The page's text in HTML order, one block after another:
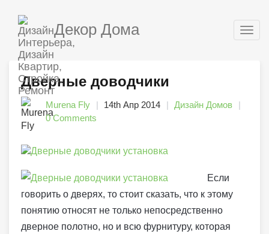
Декор Дома
Дверные доводчики
Murena Fly 14th Апр 2014
Дизайн Домов
0 Comments
Если
говорить о дверях, то стоит сказать, что к этому
понятию относят не только непосредственно
дверное полотно, но и всю фурнитуру, которая